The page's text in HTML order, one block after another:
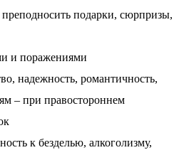
подарки, сюрпризы,
и поражениями
надежность, романтичность,
– при правостороннем
к безделью, алкоголизму,